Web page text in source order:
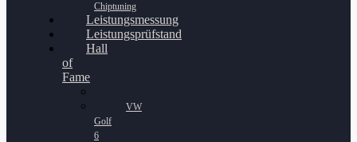
Chiptuning
Leistungsmessung
Leistungsprüfstand
Hall
of
Fame
VW
Golf
6